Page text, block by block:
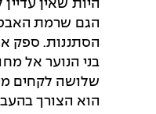
היות שאין
הגם שרמת
הסתננות. ספק
בני הנוער אל
שלושה לקחים